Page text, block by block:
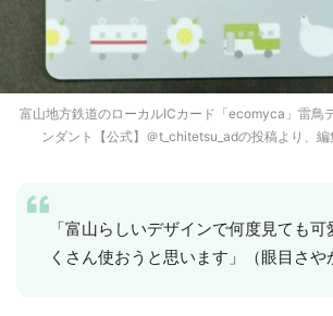
富山地方鉄道のローカルICカード「ecomyca」雷鳥
ンダント【公式】＠t_chitetsu_adの投稿より、編
「富山らしいデザインで何度見ても可
くさん使おうと思います」（眼目さや